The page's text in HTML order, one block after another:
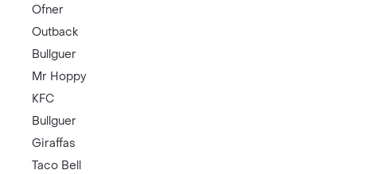
Ofner
Outback
Bullguer
Mr Hoppy
KFC
Bullguer
Giraffas
Taco Bell